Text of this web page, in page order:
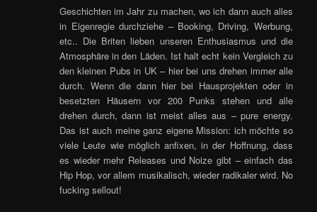
Geschichten im Jahr zu machen, wo ich dann auch alles
in Eigenregie durchziehe – Booking, Driving, Werbung,
etc.. Die Briten lieben unseren Enthusiasmus und die
Atmosphäre in den Läden. Ist halt echt kein Vergleich zu
den kleinen Pubs in UK – hier bei uns drehen immer alle
durch. Wenn die dann hier bei Hausprojekten oder in
besetzten Häusern vor 200 Punks stehen und alle
drehen durch, dann ist meist alles aus – pure energy.
Das ist auch meine ganz eigene Mission: ich möchte so
viele Leute wie möglich anfixen, in der Hoffnung, dass
es wieder mehr Releases und Noize gibt – einfach das
Hip Hop, vor allem musikalisch, wieder radikaler wird. No
fucking sellout!